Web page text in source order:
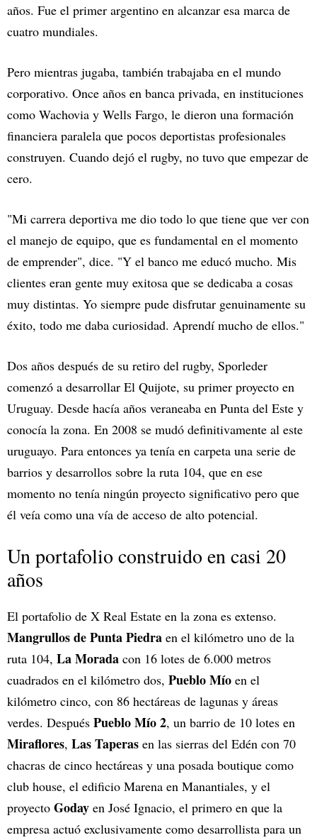
años. Fue el primer argentino en alcanzar esa marca de
cuatro mundiales.
Pero mientras jugaba, también trabajaba en el mundo
corporativo. Once años en banca privada, en instituciones
como Wachovia y Wells Fargo, le dieron una formación
financiera paralela que pocos deportistas profesionales
construyen. Cuando dejó el rugby, no tuvo que empezar de
cero.
"Mi carrera deportiva me dio todo lo que tiene que ver con
el manejo de equipo, que es fundamental en el momento
de emprender", dice. "Y el banco me educó mucho. Mis
clientes eran gente muy exitosa que se dedicaba a cosas
muy distintas. Yo siempre pude disfrutar genuinamente su
éxito, todo me daba curiosidad. Aprendí mucho de ellos."
Dos años después de su retiro del rugby, Sporleder
comenzó a desarrollar El Quijote, su primer proyecto en
Uruguay. Desde hacía años veraneaba en Punta del Este y
conocía la zona. En 2008 se mudó definitivamente al este
uruguayo. Para entonces ya tenía en carpeta una serie de
barrios y desarrollos sobre la ruta 104, que en ese
momento no tenía ningún proyecto significativo pero que
él veía como una vía de acceso de alto potencial.
Un portafolio construido en casi 20
años
El portafolio de X Real Estate en la zona es extenso.
Mangrullos de Punta Piedra en el kilómetro uno de la
ruta 104, La Morada con 16 lotes de 6.000 metros
cuadrados en el kilómetro dos, Pueblo Mío en el
kilómetro cinco, con 86 hectáreas de lagunas y áreas
verdes. Después Pueblo Mío 2, un barrio de 10 lotes en
Miraflores, Las Taperas en las sierras del Edén con 70
chacras de cinco hectáreas y una posada boutique como
club house, el edificio Marena en Manantiales, y el
proyecto Goday en José Ignacio, el primero en que la
empresa actuó exclusivamente como desarrollista para un